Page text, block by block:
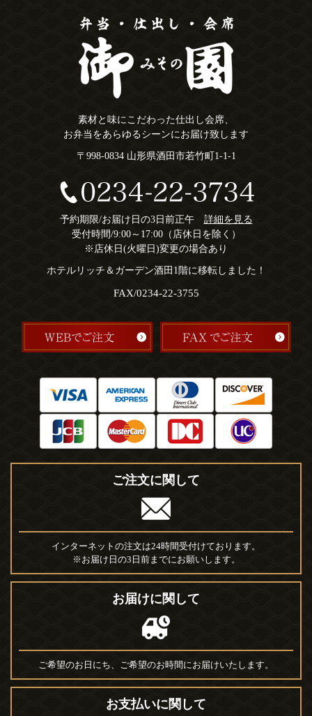
素材と味にこだわった仕出し会席、
お弁当をあらゆるシーンにお届け致します
〒998-0834 山形県酒田市若竹町1-1-1
予約期限/お届け日の3日前正午 詳細を見る
受付時間/9:00～17:00（店休日を除く）
※店休日(火曜日)変更の場合あり
ホテルリッチ＆ガーデン酒田1階に移転しました！
FAX/0234-22-3755
ご注文に関して
インターネットの注文は24時間受付けております。
※お届け日の3日前までにお願いします。
お届けに関して
ご希望のお日にち、ご希望のお時間にお届けいたします。
お支払いに関して